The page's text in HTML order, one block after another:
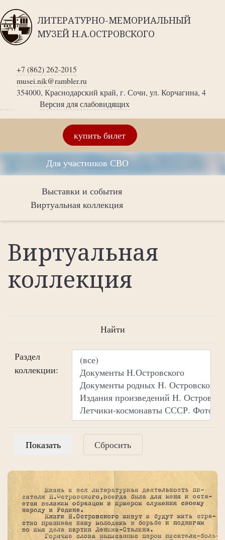
ЛИТЕРАТУРНО-МЕМОРИАЛЬНЫЙ
МУЗЕЙ Н.А.ОСТРОВСКОГО
+7 (862) 262-2015
musei.nik@rambler.ru
354000, Краснодарский край, г. Сочи, ул. Корчагина, 4
Версия для слабовидящих
купить билет
Для участников СВО
Выставки и события
Виртуальная коллекция
Виртуальная
коллекция
Найти
Раздел
коллекции:
Сбросить